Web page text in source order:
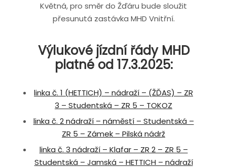
Květná, pro směr do Žďáru bude sloužit
přesunutá zastávka MHD Vnitřní.
Výlukové jízdní řády MHD
platné od 17.3.2025:
linka č. 1 (HETTICH) – nádraží – (ŽĎAS) – ZR
3 – Studentská – ZR 5 – TOKOZ
linka č. 2 nádraží – náměstí – Studentská –
ZR 5 – Zámek – Pilská nádrž
linka č. 3 nádraží – Klafar – ZR 2 – ZR 5 –
Studentská – Jamská – HETTICH – nádraží